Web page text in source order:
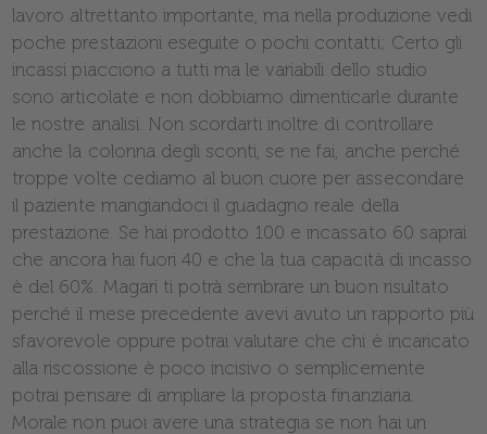
lavoro altrettanto importante, ma nella produzione vedi
poche prestazioni eseguite o pochi contatti; Certo gli
incassi piacciono a tutti ma le variabili dello studio
sono articolate e non dobbiamo dimenticarle durante
le nostre analisi. Non scordarti inoltre di controllare
anche la colonna degli sconti, se ne fai, anche perché
troppe volte cediamo al buon cuore per assecondare
il paziente mangiandoci il guadagno reale della
prestazione. Se hai prodotto 100 e incassato 60 saprai
che ancora hai fuori 40 e che la tua capacità di incasso
è del 60%. Magari ti potrà sembrare un buon risultato
perché il mese precedente avevi avuto un rapporto più
sfavorevole oppure potrai valutare che chi è incaricato
alla riscossione è poco incisivo o semplicemente
potrai pensare di ampliare la proposta finanziaria.
Morale non puoi avere una strategia se non hai un